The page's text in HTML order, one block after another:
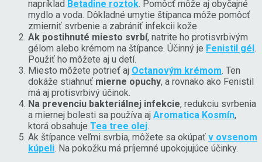
napríklad Betadine roztok . Pomôcť môže aj obyčajné
mydlo a voda. Dôkladné umytie štípanca môže pomôcť
zmierniť svrbenie a zabrániť infekcii kože.
Ak postihnuté miesto svrbí, natrite ho protisvrbivým
gélom alebo krémom na štípance. Účinný je Fenistil gél
Použiť ho môžete aj u detí.
Miesto môžete potrieť aj Octanovým krémom . Ten
dokáže stiahnuť mierne opuchy, a rovnako ako Fenistil
má aj protisvrbivý účinok.
Na prevenciu bakteriálnej infekcie, redukciu svrbenia
a miernej bolesti sa používa aj Aromatica Kosmín,
ktorá obsahuje Tea tree olej
Ak štípance veľmi svrbia, môžete sa okúpať v ovsenom
kúpeli . Na pokožku má príjemné upokojujúce účinky.